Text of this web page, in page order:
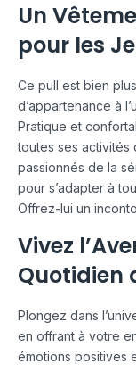
Un
pour les
Ce pull est bien
d’appartenance à
Pratique et
toutes ses activités
passionnés de la
pour s’adapter à
Offrez-lui un
Vivez
Quotidien
Plongez dans
en offrant à votre
émotions positives